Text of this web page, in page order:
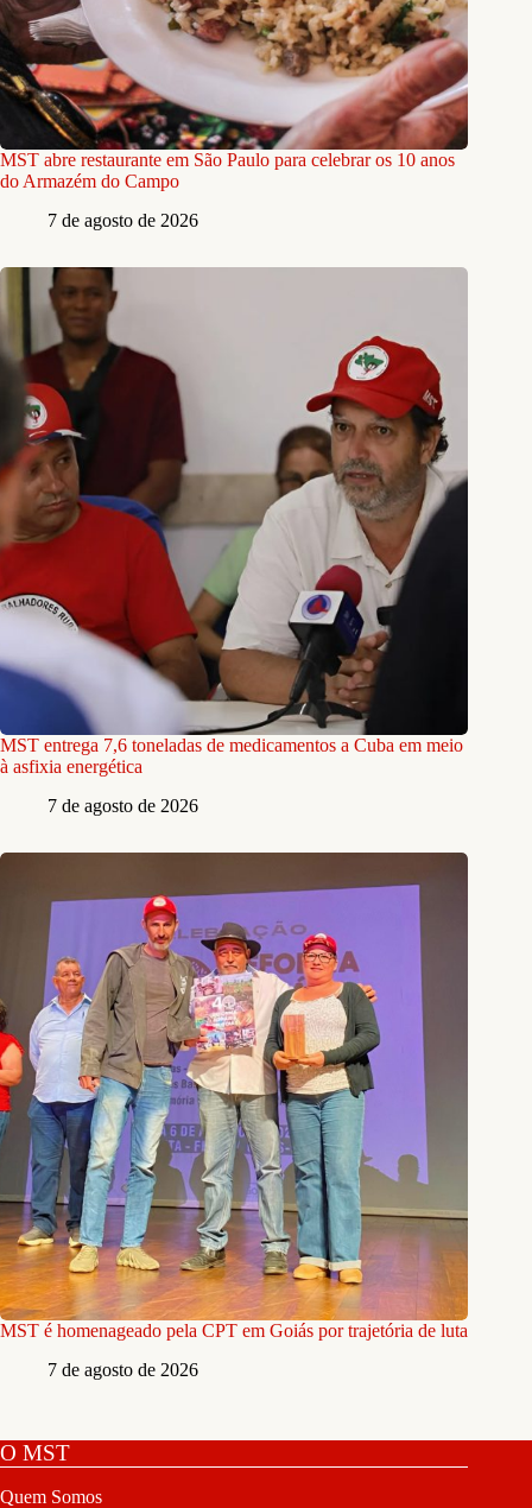
MST abre restaurante em São Paulo para celebrar os 10 anos
do Armazém do Campo
7 de agosto de 2026
MST entrega 7,6 toneladas de medicamentos a Cuba em meio
à asfixia energética
7 de agosto de 2026
MST é homenageado pela CPT em Goiás por trajetória de luta
7 de agosto de 2026
O MST
Quem Somos